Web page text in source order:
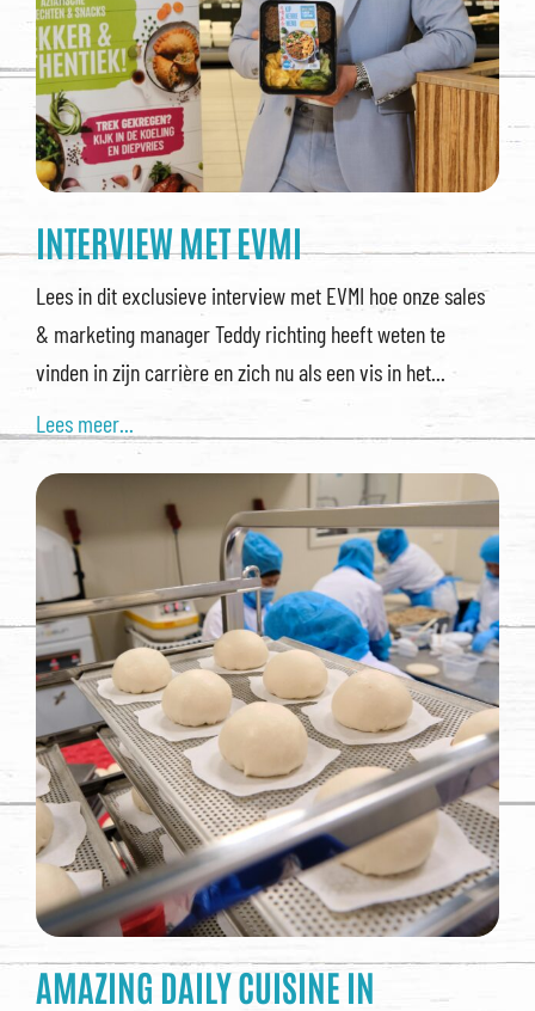
INTERVIEW MET EVMI
Lees in dit exclusieve interview met EVMI hoe onze sales
& marketing manager Teddy richting heeft weten te
vinden in zijn carrière en zich nu als een vis in het...
Lees meer...
AMAZING DAILY CUISINE IN